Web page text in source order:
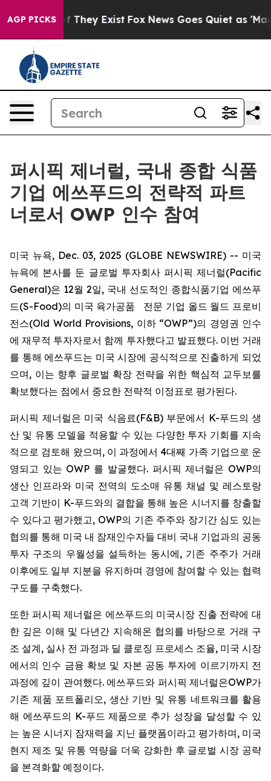
AGP PICKS
no Proof They Exist Fox News Goes Quiet as 'Maga
퍼시픽 제너럴, 국내 종합 식품
기업 에쓰푸드의 전략적 파트
너로서 OWP 인수 참여
미국 뉴욕, Dec. 03, 2025 (GLOBE NEWSWIRE) -- 미국
뉴욕에 본사를 둔 글로벌 투자회사 퍼시픽 제너럴(Pacific
General)은 12월 2일, 국내 선도적인 종합식품기업 에쓰푸
드(S-Food)의 미국 육가공품 전문 기업 올드 월드 프로비
전스(Old World Provisions, 이하 “OWP”)의 경영권 인수
에 재무적 투자자로서 함께 투자했다고 발표했다. 이번 거래
를 통해 에쓰푸드는 미국 시장에 공식적으로 진출하게 되었
으며, 이는 향후 글로벌 확장 전략을 위한 핵심적 교두보를
확보했다는 점에서 중요한 전략적 이정표로 평가된다.
퍼시픽 제너럴은 미국 식음료(F&B) 부문에서 K-푸드의 생
산 및 유통 모델을 적용할 수 있는 다양한 투자 기회를 지속
적으로 검토해 왔으며, 이 과정에서 4대째 가족 기업으로 운
영되고 있는 OWP 를 발굴했다. 퍼시픽 제너럴은 OWP의
생산 인프라와 미국 전역의 도소매 유통 채널 및 레스토랑
고객 기반이 K-푸드와의 결합을 통해 높은 시너지를 창출할
수 있다고 평가했고, OWP의 기존 주주와 장기간 심도 있는
협의를 통해 미국 내 잠재인수자들 대비 국내 기업과의 공동
투자 구조의 우월성을 설득하는 동시에, 기존 주주가 거래
이후에도 일부 지분을 유지하며 경영에 참여할 수 있는 협력
구도를 구축했다.
또한 퍼시픽 제너럴은 에쓰푸드의 미국시장 진출 전략에 대
한 깊은 이해 및 다년간 지속해온 협의를 바탕으로 거래 구
조 설계, 실사 전 과정과 딜 클로징 프로세스 조율, 미국 시장
에서의 인수 금융 확보 및 자본 공동 투자에 이르기까지 전
과정에 깊이 관여했다. 에쓰푸드와 퍼시픽 제너럴은OWP가
기존 제품 포트폴리오, 생산 기반 및 유통 네트워크를 활용
해 에쓰푸드의 K-푸드 제품으로 추가 성장을 달성할 수 있
는 높은 시너지 잠재력을 지닌 플랫폼이라고 평가하며, 미국
현지 제조 및 유통 역량을 더욱 강화한 후 글로벌 시장 공략
을 본격화할 예정이다.